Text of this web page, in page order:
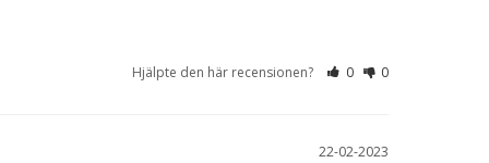
Hjälpte den här recensionen? 0 0
22-02-2023